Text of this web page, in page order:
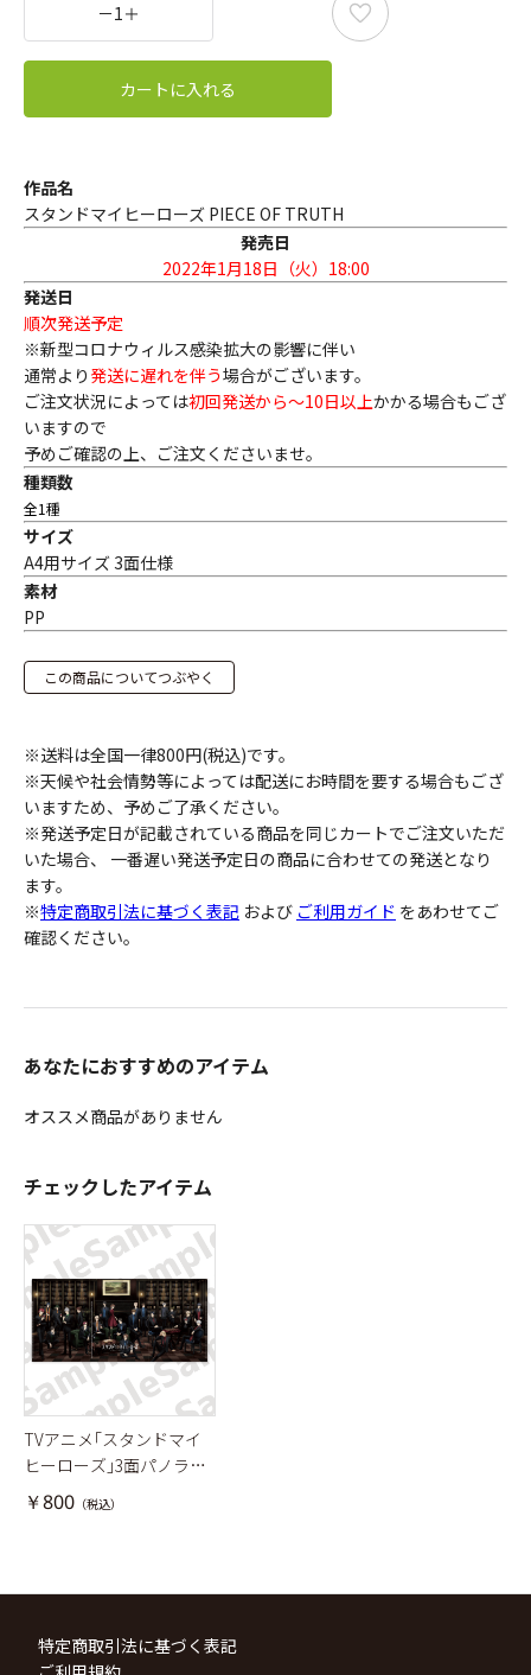
－1＋
カートに入れる
作品名
スタンドマイヒーローズ PIECE OF TRUTH
発売日
2022年1月18日（火）18:00
発送日
順次発送予定
※新型コロナウィルス感染拡大の影響に伴い
通常より 発送に遅れを伴う場合がございます。
ご注文状況によっては初回発送から〜10日以上かかる場合もござ
いますので
予めご確認の上、ご注文くださいませ。
種類数
全1種
サイズ
A4用サイズ 3面仕様
素材
PP
この商品についてつぶやく
※送料は全国一律800円(税込)です。
※天候や社会情勢等によっては配送にお時間を要する場合もござ
いますため、予めご了承ください。
※発送予定日が記載されている商品を同じカートでご注文いただ
いた場合、 一番遅い発送予定日の商品に合わせての発送となり
ます。
※特定商取引法に基づく表記 および ご利用ガイド をあわせてご
確認ください。
あなたにおすすめのアイテム
オススメ商品がありません
チェックしたアイテム
TVアニメ｢スタンドマイ
ヒーローズ｣3面パノラマ
クリアファイル
￥800 （税込）
特定商取引法に基づく表記